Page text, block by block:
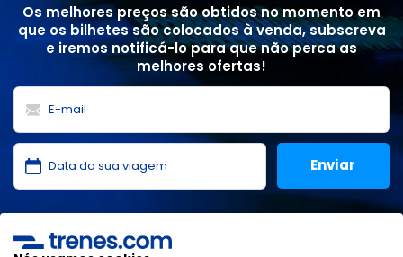
Os melhores preços são obtidos no momento em
que os bilhetes são colocados à venda, subscreva
e iremos notificá-lo para que não perca as
melhores ofertas!
dados, condições gerais